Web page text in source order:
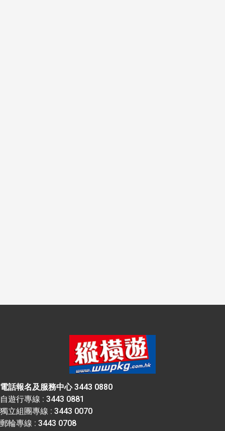
電話報名及服務中心 3443 0880
自遊行專線 : 3443 0881
獨立組團專線 : 3443 0070
郵輪專線 : 3443 0708